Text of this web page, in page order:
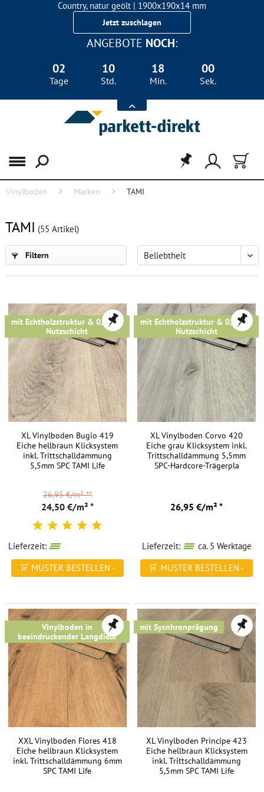
Country, natur geölt | 1900x190x14 mm
Landhausdiele Eiche für nur 29,90 €/m²
Jetzt zuschlagen
ANGEBOTE NOCH:
02
Tage
10
Std.
17
Min.
59
Sek.
Menü
Vinylboden Marken TAMI
FILTER
online
Kaufen
TAMI
Vinylböden
sind
angepasst
an
jeden
Wohn-
überzeugen
hervorragenden
leise,
und
gelenkschonend
verlegefreundlich
extrem
strapazierfähig
langlebig
pflegeleicht
TAMI
Vinylboden
TAMI (55 Artikel)
Filtern
mit Echtholzstruktur & 0,5 mm
Nutzschicht
XL Vinylboden Bugio 419
Eiche hellbraun Klicksystem
inkl. Trittschalldämmung
5,5mm SPC TAMI Life
24,50 €/m² *
26,95 €/m²**
Lieferzeit:
wieder verfügbar in ca. 84 Werktagen
MUSTER BESTELLEN -
mit Echtholzstruktur & 0,5 mm
Nutzschicht
XL Vinylboden Corvo 420
Eiche grau Klicksystem inkl.
Trittschalldämmung 5,5mm
SPC-Hardcore-Trägerpla
26,95 €/m² *
Lieferzeit:
ca. 5 Werktage
MUSTER BESTELLEN -
Vinylboden in
beeindruckender Langdiele
XXL Vinylboden Flores 418
Eiche hellbraun Klicksystem
inkl. Trittschalldämmung 6mm
SPC TAMI Life
mit Sycnhronprägung
XL Vinylboden Principe 423
Eiche hellbraun Klicksystem
inkl. Trittschalldämmung
5,5mm SPC TAMI Life